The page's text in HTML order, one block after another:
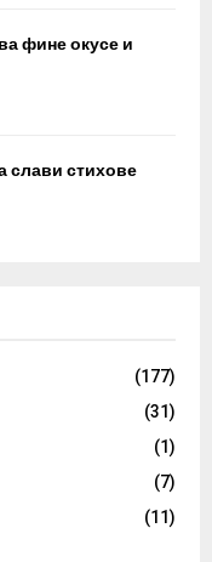
фине окусе и
слави стихове
(177)
(31)
(1)
(7)
(11)